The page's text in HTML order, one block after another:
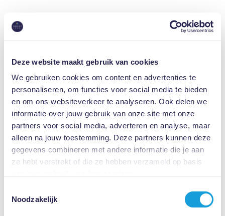
Deze website maakt gebruik van cookies
We gebruiken cookies om content en advertenties te
personaliseren, om functies voor social media te bieden
en om ons websiteverkeer te analyseren. Ook delen we
informatie over jouw gebruik van onze site met onze
partners voor social media, adverteren en analyse, maar
alleen na jouw toestemming. Deze partners kunnen deze
gegevens combineren met andere informatie die je aan
ze hebt verstrekt of die ze hebben verzameld op basis
Noodzakelijk
Bij het verlaten van het station rechts aanhouden
Bij verkeerslichten rechts onder spoorviaduct door
Bij rotonde linksaf (Hengelosestraat)
Nummer 221 is het eerste gebouw na de tweede verkeerslichten
aan uw linkerhand
Download hier je printbare routebeschrijving in pdf